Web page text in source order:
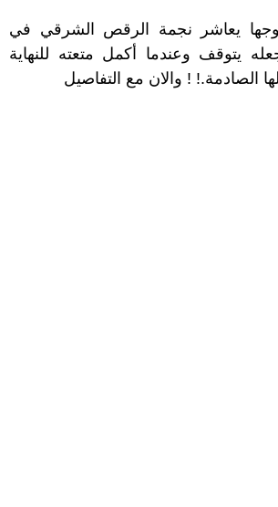
يعاشر نجمة الرقص الشرقي في
يتوقف وعندما أكمل متعته للنهاية
الصادمة.! ! والان مع التفاصيل